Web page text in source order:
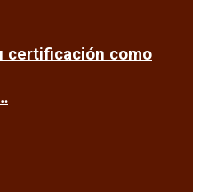
certificación como